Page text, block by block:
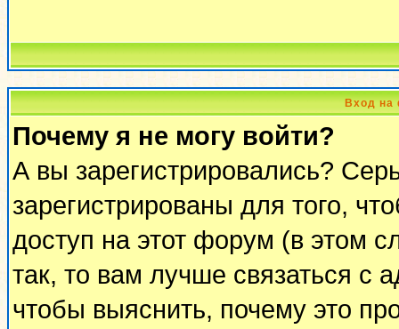
Вход на
Почему я не могу войти?
А вы зарегистрировались?
зарегистрированы для того,
доступ на этот форум (в этом
так, то вам лучше связаться с
чтобы выяснить, почему это